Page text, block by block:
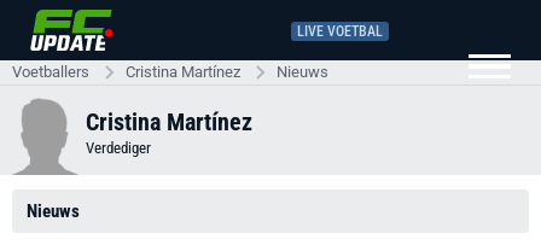
LIVE VOETBAL
Voetballers Cristina Martínez Nieuws
Cristina Martínez
Verdediger
Nieuws